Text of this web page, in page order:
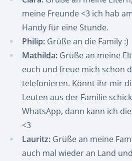
meine Freunde <3 ich hab
Handy für eine Stunde.
Philip: Grüße an die Family :)
Mathilda: Grüße an meine
euch und freue mich schon
telefonieren. Könnt ihr mir
Leuten aus der Familie
WhatsApp, dann kann ich
<3
Lauritz: Grüße an meine
auch mal wieder an Land